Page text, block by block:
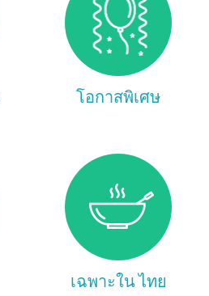
โอกาสพิเศษ
เฉพาะใน ไทย